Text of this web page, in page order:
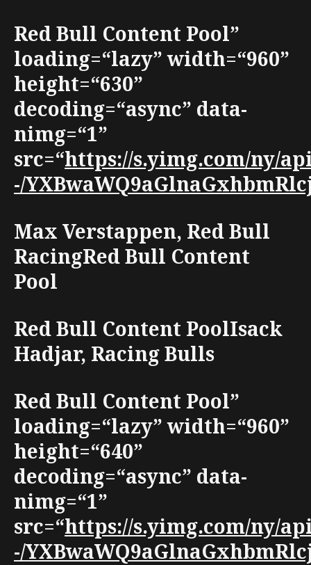
Red Bull Content Pool”
loading=“lazy” width=“960”
height=“630”
decoding=“async” data-
nimg=“1”
src=“https://s.yimg.com/ny/
-/
Max Verstappen, Red Bull
RacingRed Bull Content
Pool
Red Bull Content PoolIsack
Hadjar, Racing Bulls
Red Bull Content Pool”
loading=“lazy” width=“960”
height=“640”
decoding=“async” data-
nimg=“1”
src=“https://s.yimg.com/ny/
-/